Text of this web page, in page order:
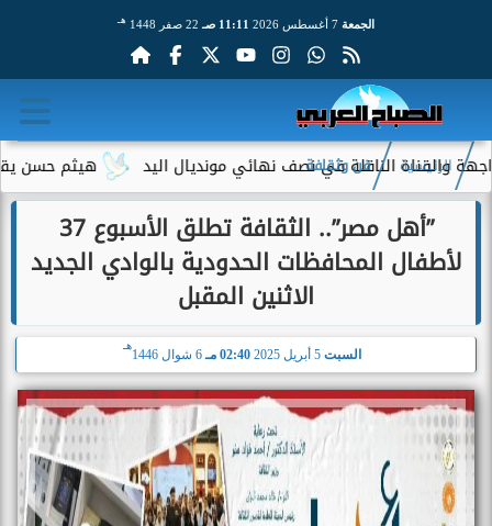
الجمعة 11:11 صـ 22 صفر 1448 هـ
هيثم حسن يقترب من الناقلة في نصف نهائي مونديال اليد
الرئيسية فن وثقافة
”أهل مصر”.. الثقافة تطلق الأسبوع 37
لأطفال المحافظات الحدودية بالوادي الجديد
الاثنين المقبل
السبت 5 أبريل 2025 02:40 مـ 6 شوال 1446
هـ